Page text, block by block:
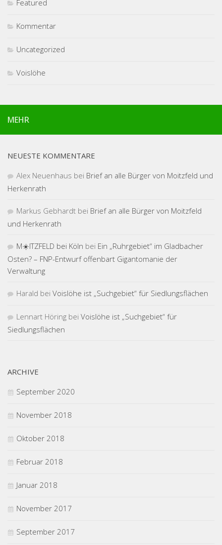
Featured
Kommentar
Uncategorized
Voislöhe
MEHR
NEUESTE KOMMENTARE
Alex Neuenhaus bei Brief an alle Bürger von Moitzfeld und
Herkenrath
Markus Gebhardt bei Brief an alle Bürger von Moitzfeld
und Herkenrath
M☀️ITZFELD bei Köln bei Ein „Ruhrgebiet“ im Gladbacher
Osten? – FNP-Entwurf offenbart Gigantomanie der
Verwaltung
Harald bei Voislöhe ist „Suchgebiet“ für Siedlungsflächen
Lennart Höring bei Voislöhe ist „Suchgebiet“ für
Siedlungsflächen
ARCHIVE
September 2020
November 2018
Oktober 2018
Februar 2018
Januar 2018
November 2017
September 2017